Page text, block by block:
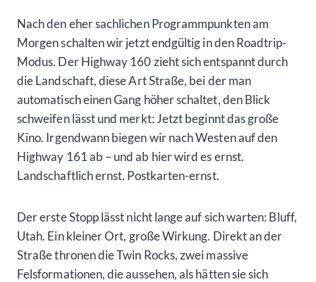
Nach den eher sachlichen Programmpunkten am
Morgen schalten wir jetzt endgültig in den Roadtrip-
Modus. Der Highway 160 zieht sich entspannt durch
die Landschaft, diese Art Straße, bei der man
automatisch einen Gang höher schaltet, den Blick
schweifen lässt und merkt: Jetzt beginnt das große
Kino. Irgendwann biegen wir nach Westen auf den
Highway 161 ab – und ab hier wird es ernst.
Landschaftlich ernst. Postkarten-ernst.
Der erste Stopp lässt nicht lange auf sich warten: Bluff,
Utah. Ein kleiner Ort, große Wirkung. Direkt an der
Straße thronen die Twin Rocks, zwei massive
Felsformationen, die aussehen, als hätten sie sich